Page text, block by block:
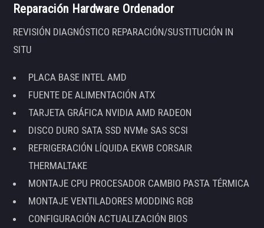
Reparación Hardware Ordenador
REVISIÓN DIAGNÓSTICO REPARACIÓN/SUSTITUCIÓN IN
SITU
PLACA BASE INTEL AMD
FUENTE DE ALIMENTACIÓN ATX
TARJETA GRÁFICA NVIDIA AMD RADEON
DISCO DURO SATA SSD NVMe SAS SCSI
REFRIGERACIÓN LÍQUIDA EKWB CORSAIR
THERMALTAKE
MONTAJE CPU PROCESADOR CAMBIO PASTA TÉRMICA
MONTAJE VENTILADORES MODDING RGB
CONFIGURACIÓN ACTUALIZACIÓN BIOS